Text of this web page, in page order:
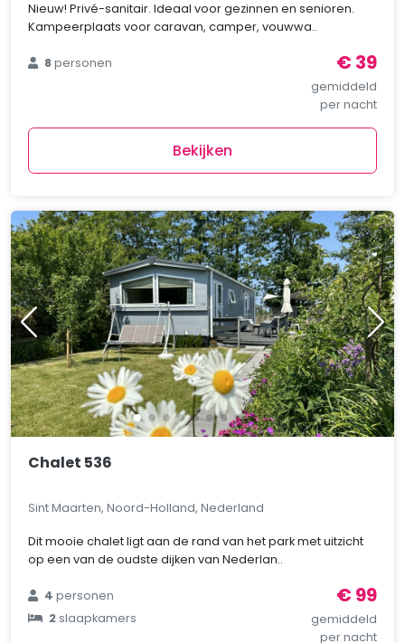
Nieuw! Privé-sanitair. Ideaal voor gezinnen en senioren.
Kampeerplaats voor caravan, camper, vouwwa..
8personen € 39
gemiddeld
per nacht
Bekijken
Chalet 536
Sint Maarten, Noord-Holland, Nederland
Dit mooie chalet ligt aan de rand van het park met uitzicht
op een van de oudste dijken van Nederlan..
4personen
2slaapkamers
€ 99
gemiddeld
per nacht